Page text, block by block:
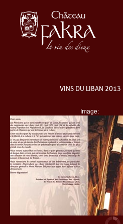
VINS DU LIBAN 2013
Image: